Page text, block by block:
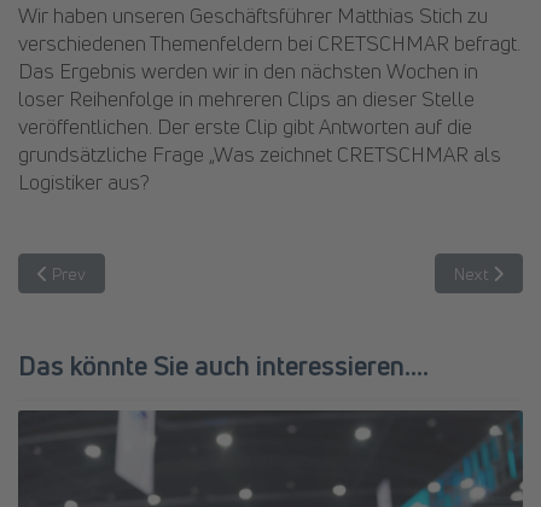
Wir haben unseren Geschäftsführer Matthias Stich zu
verschiedenen Themenfeldern bei CRETSCHMAR befragt.
Das Ergebnis werden wir in den nächsten Wochen in
loser Reihenfolge in mehreren Clips an dieser Stelle
veröffentlichen. Der erste Clip gibt Antworten auf die
grundsätzliche Frage „Was zeichnet CRETSCHMAR als
Logistiker aus?
Previous article: 10 Jahre Engagement und Expertise – Herr Quoc-
Prev Next
Next
Das könnte Sie auch interessieren....